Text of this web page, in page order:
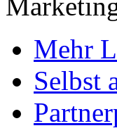
Mehr
Selbst